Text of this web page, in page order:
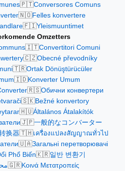
🇵🇹Conversores Comuns
🇳🇴Felles konvertere
🇫🇮Yleismuuntimet
Omzetters
🇮🇹Convertitori Comuni
🇨🇿Obecné převodníky
🇹🇷Ortak Dönüştürücüler
🇮🇩Konverter Umum
🇷🇸Обични конвертери
🇸🇰Bežné konvertory
🇭🇺Általános Átalakítók
🇯🇵一般的なコンバーター
换器🇹🇭เครื่องแปลงสัญญาณทั่วไป
🇺🇦Загальні перетворювачі
Phổ Biến🇰🇷일반 변환기
🇬🇷Κοινά Μετατροπείς